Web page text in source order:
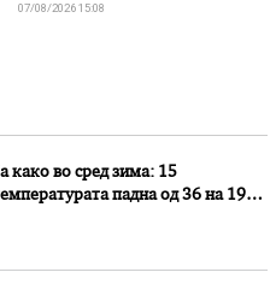
07/08/2026 15:08
како во сред зима: 15
падна од 36 на 19